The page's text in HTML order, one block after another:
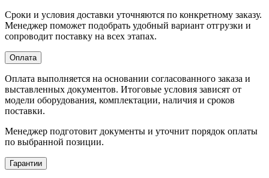
Сроки и условия доставки уточняются по конкретному заказу.
Менеджер поможет подобрать удобный вариант отгрузки и
сопроводит поставку на всех этапах.
Оплата
Оплата выполняется на основании согласованного заказа и
выставленных документов. Итоговые условия зависят от
модели оборудования, комплектации, наличия и сроков
поставки.
Менеджер подготовит документы и уточнит порядок оплаты
по выбранной позиции.
Гарантии